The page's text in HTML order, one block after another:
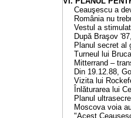
Ceauşescu a
România nu
Vestul a
După Braşov
Planul secret
Turneul lui
Mitterrand –
Din 19.12.88,
Vizita lui
Înlăturarea lui
Planul
Moscova voia
"Acest